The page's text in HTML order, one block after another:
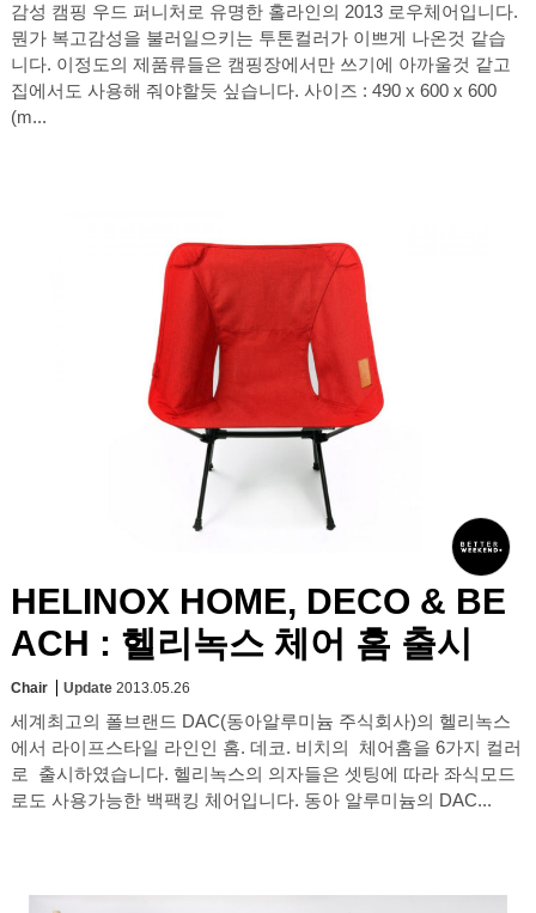
감성 캠핑 우드 퍼니처로 유명한 홀라인의 2013 로우체어입니다.
뭔가 복고감성을 불러일으키는 투톤컬러가 이쁘게 나온것 같습
니다. 이정도의 제품류들은 캠핑장에서만 쓰기에 아까울것 같고
집에서도 사용해 줘야할듯 싶습니다. 사이즈 : 490 x 600 x 600
(m...
HELINOX HOME, DECO & BE
ACH : 헬리녹스 체어 홈 출시
Chair Update 2013.05.26
세계최고의 폴브랜드 DAC(동아알루미늄 주식회사)의 헬리녹스
에서 라이프스타일 라인인 홈. 데코. 비치의 체어홈을 6가지 컬러
로 출시하였습니다. 헬리녹스의 의자들은 셋팅에 따라 좌식모드
로도 사용가능한 백팩킹 체어입니다. 동아 알루미늄의 DAC...